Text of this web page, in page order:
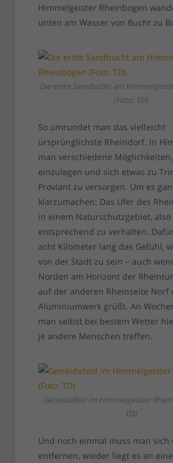
Himmelgeister Rheinbogen
unten am Wasser von Bucht zu
Die erste Sandbucht am
(Foto: TD)
So umrundet man das vielleicht
ursprünglichste Rheindorf. In
man verschiedene
einzulegen und sich etwas zu
Proviant zu versorgen. Um es
klarzumachen: Das Ufer des
in einem Naturschutzgebiet, also
entsprechend zu verhalten.
acht Kilometer lang das Gefühl,
von der Stadt zu sein – auch
Norden am Horizont der
auf der anderen Rheinseite Norf
Aluminiumwerk grüßt. An
man selbst bei bestem Wetter
je andere Menschen treffen.
Getreidefeld im Himmelgeister
TD)
Und noch einmal muss man sich
entfernen, wieder liegt es an